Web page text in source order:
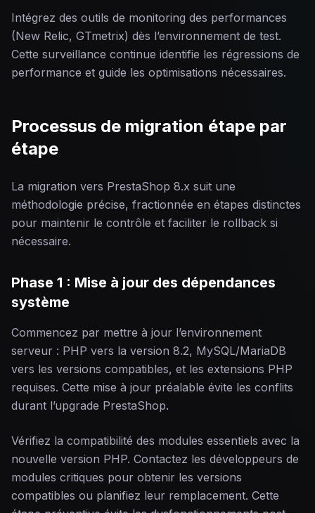
Intégrez des outils de monitoring des performances
(New Relic, GTmetrix) dès l’environnement de test.
Cette surveillance continue identifie les régressions de
performance et guide les optimisations nécessaires.
Processus de migration étape par
étape
La migration vers PrestaShop 8.x suit une
méthodologie précise, fractionnée en étapes distinctes
pour maintenir le contrôle et faciliter le rollback si
nécessaire.
Phase 1 : Mise à jour des dépendances
système
Commencez par mettre à jour l’environnement
serveur : PHP vers la version 8.2, MySQL/MariaDB
vers les versions compatibles, et les extensions PHP
requises. Cette mise à jour préalable évite les conflits
durant l’upgrade PrestaShop.
Vérifiez la compatibilité des modules essentiels avec la
nouvelle version PHP. Contactez les développeurs de
modules critiques pour obtenir les versions
compatibles ou planifiez leur remplacement. Cette